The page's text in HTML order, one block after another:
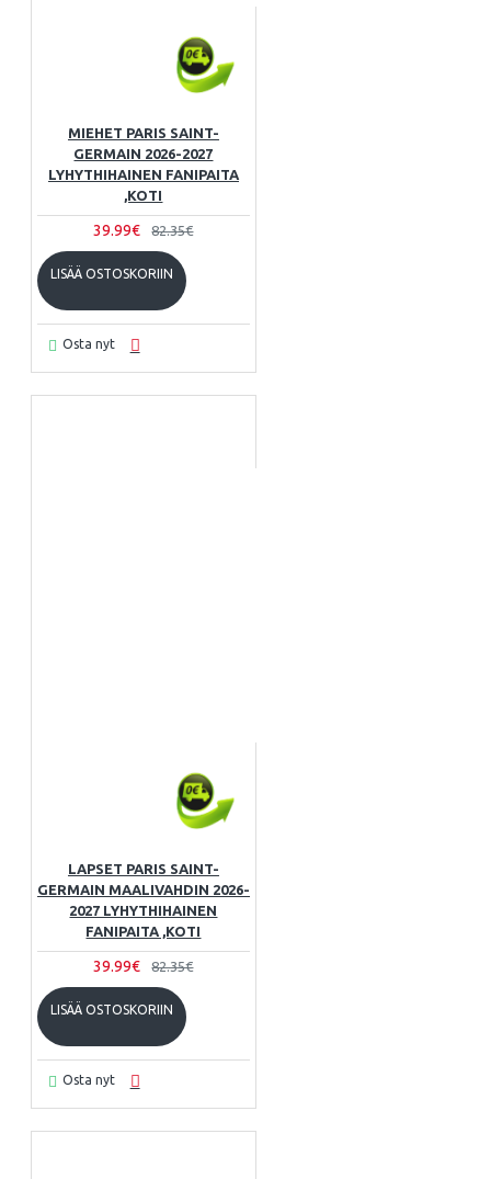
MIEHET PARIS SAINT-
GERMAIN 2026-2027
LYHYTHIHAINEN FANIPAITA
,KOTI
39.99€ 82.35€
LISÄÄ OSTOSKORIIN
Osta nyt
LAPSET PARIS SAINT-
GERMAIN MAALIVAHDIN 2026-
2027 LYHYTHIHAINEN
FANIPAITA ,KOTI
39.99€ 82.35€
LISÄÄ OSTOSKORIIN
Osta nyt